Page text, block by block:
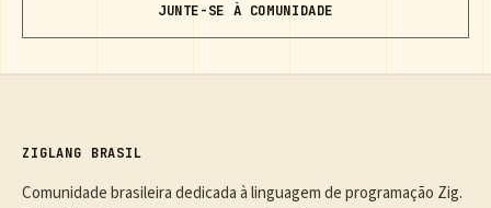
JUNTE-SE À COMUNIDADE
ZIGLANG BRASIL
Comunidade brasileira dedicada à linguagem de programação Zig.